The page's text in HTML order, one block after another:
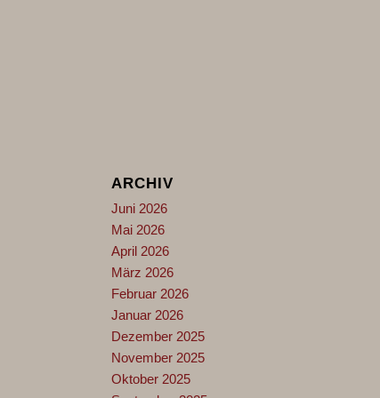
ARCHIV
Juni 2026
Mai 2026
April 2026
März 2026
Februar 2026
Januar 2026
Dezember 2025
November 2025
Oktober 2025